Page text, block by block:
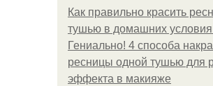
Как правильно красить
тушью в домашних
Гениально! 4 способа
ресницы одной тушью для
эффекта в макияже